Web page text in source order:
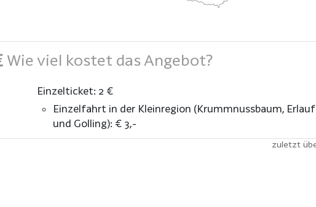
Wie viel kostet das Angebot?
Einzelticket: 2 €
Einzelfahrt in der Kleinregion (Krummnussbaum, Erlauf
und Golling): € 3,-
zuletzt